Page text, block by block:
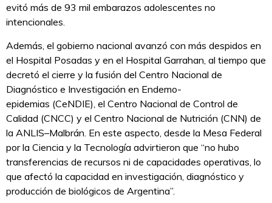
evitó más de 93 mil embarazos adolescentes no
intencionales.
Además, el gobierno nacional avanzó con más despidos en
el Hospital Posadas y en el Hospital Garrahan, al tiempo que
decretó el cierre y la fusión del Centro Nacional de
Diagnóstico e Investigación en Endemo-
epidemias (CeNDIE), el Centro Nacional de Control de
Calidad (CNCC) y el Centro Nacional de Nutrición (CNN) de
la ANLIS–Malbrán. En este aspecto, desde la Mesa Federal
por la Ciencia y la Tecnología advirtieron que “no hubo
transferencias de recursos ni de capacidades operativas, lo
que afectó la capacidad en investigación, diagnóstico y
producción de biológicos de Argentina”.